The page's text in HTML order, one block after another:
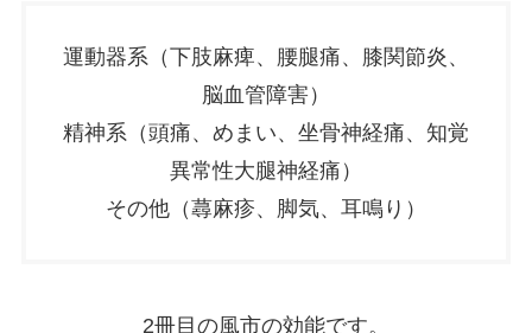
運動器系（下肢麻痺、腰腿痛、膝関節炎、
脳血管障害）
精神系（頭痛、めまい、坐骨神経痛、知覚
異常性大腿神経痛）
その他（蕁麻疹、脚気、耳鳴り）
2冊目の風市の効能です。